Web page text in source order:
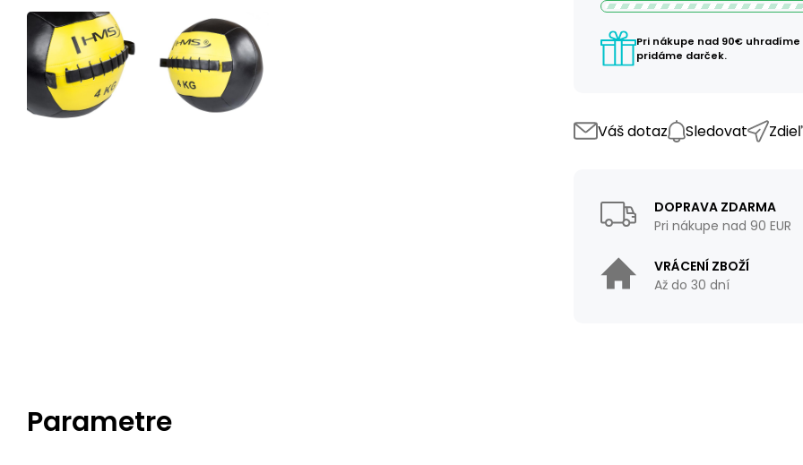
Pri nákupe nad 90€
pridáme darček.
Váš dotaz Sledovat
DOPRAVA ZDARMA
Pri nákupe nad 90 EUR
VRÁCENÍ ZBOŽÍ
Až do 30 dní
Parametre